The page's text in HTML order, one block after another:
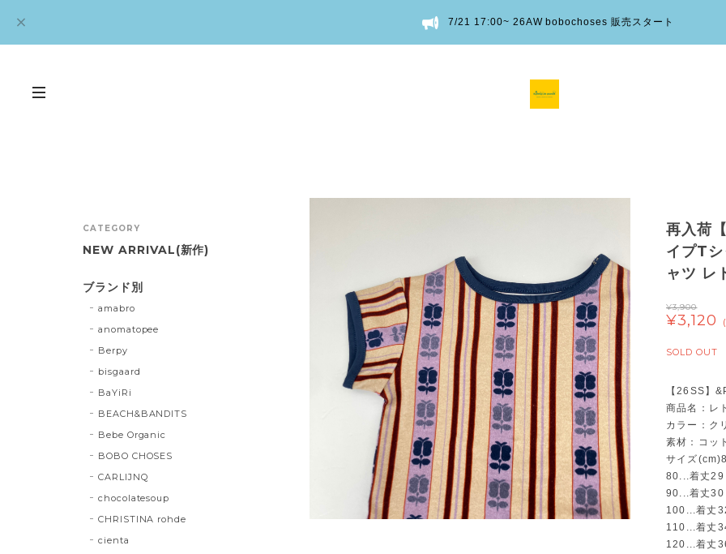
7/21 17:00~ 26AW bobochoses 販売スタート
再入荷
イプT
ャツ レ
¥3,900
¥3,120
SOLD OUT
【26SS】
商品名：レ
カラー：ク
素材：コッ
サイズ
80...着丈
90...着丈
100...着丈
110...着丈
120...着丈
CATEGORY
NEW ARRIVAL(新作)
ブランド別
amabro
anomatopee
Berpy
bisgaard
BaYiRi
BEACH&BANDITS
Bebe Organic
BOBO CHOSES
CARLIJNQ
chocolatesoup
CHRISTINA rohde
cienta